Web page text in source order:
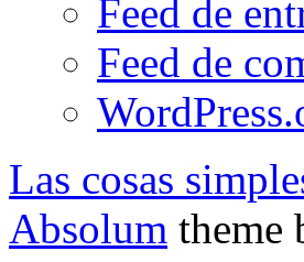
Feed de
Feed de
Las cosas
Absolum theme